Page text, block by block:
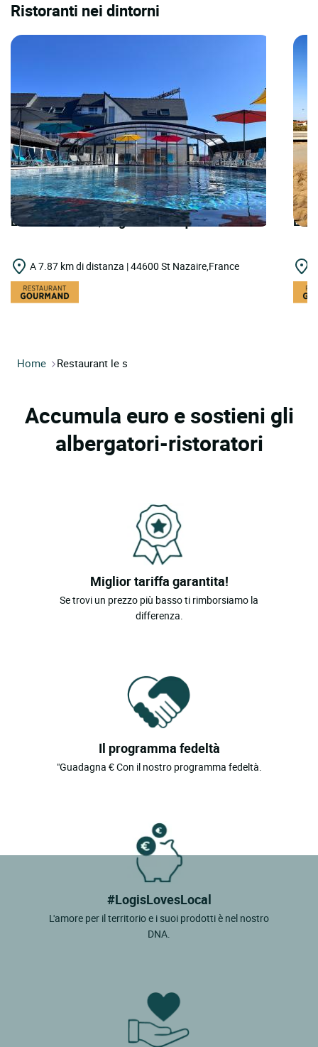
Ristoranti nei dintorni
LOGIS HOTELS | Logis Hôtel Aquilon
A 7.87 km di distanza | 44600 St Nazaire,France
Home Restaurant le s
Accumula euro e sostieni gli
albergatori-ristoratori
Miglior tariffa garantita!
Se trovi un prezzo più basso ti rimborsiamo la
differenza.
Il programma fedeltà
"Guadagna € Con il nostro programma fedeltà.
#LogisLovesLocal
L'amore per il territorio e i suoi prodotti è nel nostro
DNA.